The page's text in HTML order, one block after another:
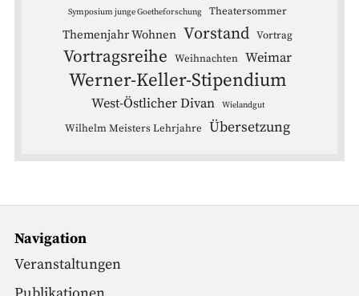
Symposium junge Goetheforschung Theatersommer
Themenjahr Wohnen Vorstand Vortrag
Vortragsreihe Weihnachten Weimar
Werner-Keller-Stipendium
West-Östlicher Divan Wielandgut
Wilhelm Meisters Lehrjahre Übersetzung
Navigation
Veranstaltungen